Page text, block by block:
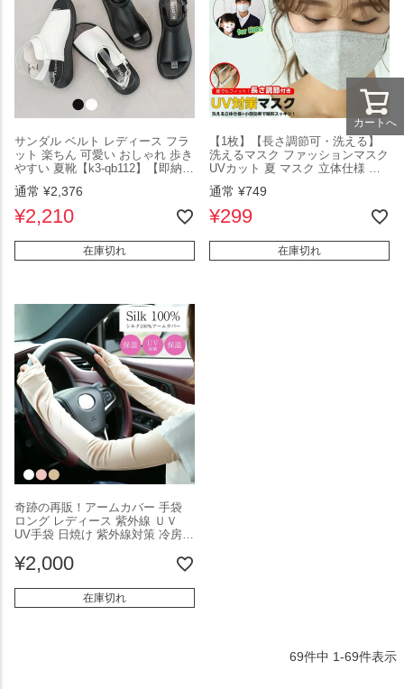
サンダル ベルト レディース フラ
ット 楽ちん 可愛い おしゃれ 歩き
やすい 夏靴【k3-qb112】【即納：
1-5営業日】宅別
通常 ¥2,376
¥2,210
在庫切れ
【1枚】【長さ調節可・洗える】
洗えるマスク ファッションマスク
UVカット 夏 マスク 立体仕様 涼
しい 洗濯可能 花粉症 保湿 コット
ン 綿 薄い ユニセックス レギュラ
ー キッズ 男女兼用 ウィルス【ms
－h019】【即納：1-5営業日】メ
通常 ¥749
¥299
在庫切れ
奇跡の再販！アームカバー 手袋
ロング レディース 紫外線 ＵＶ
UV手袋 日焼け 紫外線対策 冷房
ウトドア シルク レース 上品 ホワ
イト メール便 2025秋新作 フリー
【ali-zs001】【予約販売：15-20
日】【送料無料】メ込2
¥2,000
在庫切れ
69件中 1-69件表示
カートへ